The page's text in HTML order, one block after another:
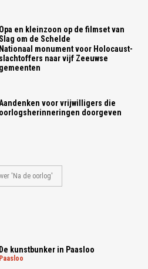
Opa en kleinzoon op de filmset van
Slag om de Schelde
Nationaal monument voor Holocaust-
slachtoffers naar vijf Zeeuwse
gemeenten
voor vrijwilligers die
oorlogsherinneringen doorgeven
'Na de oorlog'
De kunstbunker in Paasloo
paasloo